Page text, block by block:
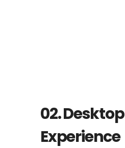
02. Desktop
Experience